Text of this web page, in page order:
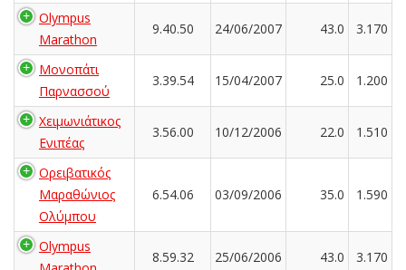
Olympus
Marathon
9.40.50 24/06/2007 43.0 3.170
Μονοπάτι
Παρνασσού
3.39.54 15/04/2007 25.0 1.200
Χειμωνιάτικος
Ενιπέας
3.56.00 10/12/2006 22.0 1.510
Ορειβατικός
Μαραθώνιος
Ολύμπου
6.54.06 03/09/2006 35.0 1.590
Olympus
8.59.32 25/06/2006 43.0 3.170